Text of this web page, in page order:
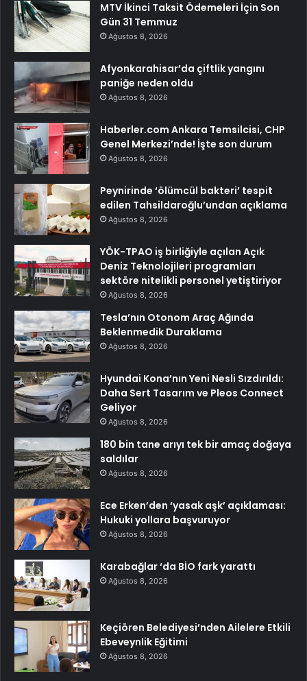
MTV İkinci Taksit Ödemeleri İçin Son
Gün 31 Temmuz
Ağustos 8, 2026
Afyonkarahisar’da çiftlik yangını
paniğe neden oldu
Ağustos 8, 2026
Haberler.com Ankara Temsilcisi, CHP
Genel Merkezi’nde! İşte son durum
Ağustos 8, 2026
Peynirinde ‘ölümcül bakteri’ tespit
edilen Tahsildaroğlu’undan açıklama
Ağustos 8, 2026
YÖK-TPAO iş birliğiyle açılan Açık
Deniz Teknolojileri programları
sektöre nitelikli personel yetiştiriyor
Ağustos 8, 2026
Tesla’nın Otonom Araç Ağında
Beklenmedik Duraklama
Ağustos 8, 2026
Hyundai Kona’nın Yeni Nesli Sızdırıldı:
Daha Sert Tasarım ve Pleos Connect
Geliyor
Ağustos 8, 2026
180 bin tane arıyı tek bir amaç doğaya
saldılar
Ağustos 8, 2026
Ece Erken’den ‘yasak aşk’ açıklaması:
Hukuki yollara başvuruyor
Ağustos 8, 2026
Karabağlar ‘da BİO fark yarattı
Ağustos 8, 2026
Keçiören Belediyesi’nden Ailelere Etkili
Ebeveynlik Eğitimi
Ağustos 8, 2026